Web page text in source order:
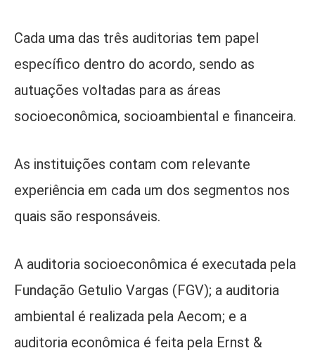
Cada uma das três auditorias tem papel
específico dentro do acordo, sendo as
autuações voltadas para as áreas
socioeconômica, socioambiental e financeira.
As instituições contam com relevante
experiência em cada um dos segmentos nos
quais são responsáveis.
A auditoria socioeconômica é executada pela
Fundação Getulio Vargas (FGV); a auditoria
ambiental é realizada pela Aecom; e a
auditoria econômica é feita pela Ernst &